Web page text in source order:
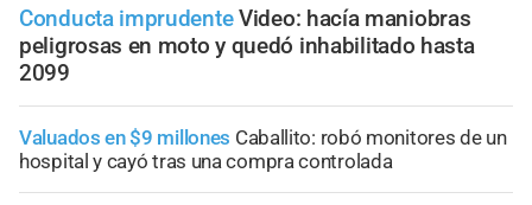
Conducta imprudenteVideo: hacía maniobras
peligrosas en moto y quedó inhabilitado hasta
2099
Valuados en $9 millones Caballito: robó monitores de un
hospital y cayó tras una compra controlada